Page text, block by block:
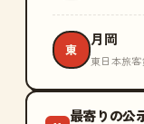
東
月岡
東日本旅
最寄りの公